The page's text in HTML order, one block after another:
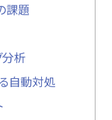
課題
析
自動対処